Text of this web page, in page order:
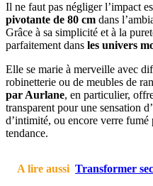
Il ne faut pas négliger l’impact
pivotante de 80 cm dans
Grâce à sa simplicité et à la
parfaitement dans les univers
Elle se marie à merveille avec
robinetterie ou de meubles de
par Aurlane, en particulier,
transparent pour une sensation
d’intimité, ou encore verre
tendance.
A lire aussi Transformer